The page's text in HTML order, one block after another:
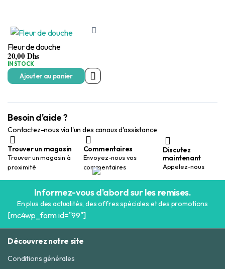
Fleur de douche
20,00Dhs
IN STOCK
Ajouter au panier
Besoin d'aide ?
Contactez-nous via l'un des canaux d'assistance
Trouver un magasin
Trouver un magasin à
proximité
Commentaires
Envoyez-nous vos
commentaires
Discutez
maintenant
Appelez-nous
Informez-vous d'abord sur les remises.
En plus des actualités, des offres spéciales et des promotions
[mc4wp_form id="99"]
Découvrez notre site
Conditions générales